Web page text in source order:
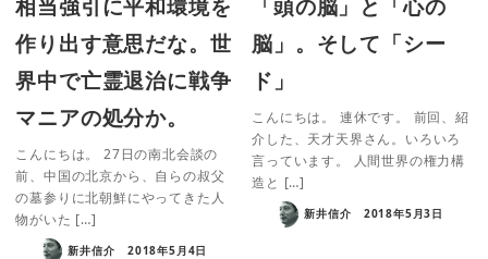
作り出す意思だな。世
界中で亡霊退治に戦争
マニアの処分か。
こんにちは。 27日の南北会談の
前、中国の北京から、自らの叔父
の墓参りに北朝鮮にやってきた人
物がいた […]
新井信介 2018年5月4日
脳」。そして「シー
ド」
こんにちは。 連休です。 前回、紹
介した、天才天界さん。いろいろ
言っています。 人間世界の権力構
造と […]
新井信介 2018年5月3日